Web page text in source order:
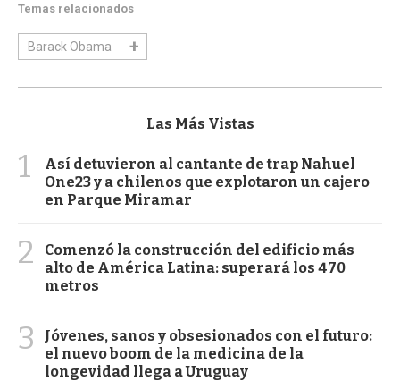
Temas relacionados
Barack Obama
Las Más Vistas
1
Así detuvieron al cantante de trap Nahuel
One23 y a chilenos que explotaron un cajero
en Parque Miramar
2
Comenzó la construcción del edificio más
alto de América Latina: superará los 470
metros
3
Jóvenes, sanos y obsesionados con el futuro:
el nuevo boom de la medicina de la
longevidad llega a Uruguay